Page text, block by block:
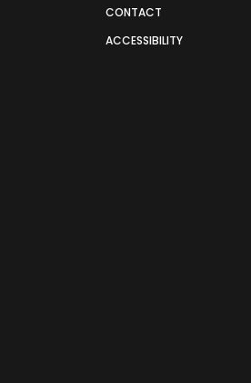
CONTACT
ACCESSIBILITY